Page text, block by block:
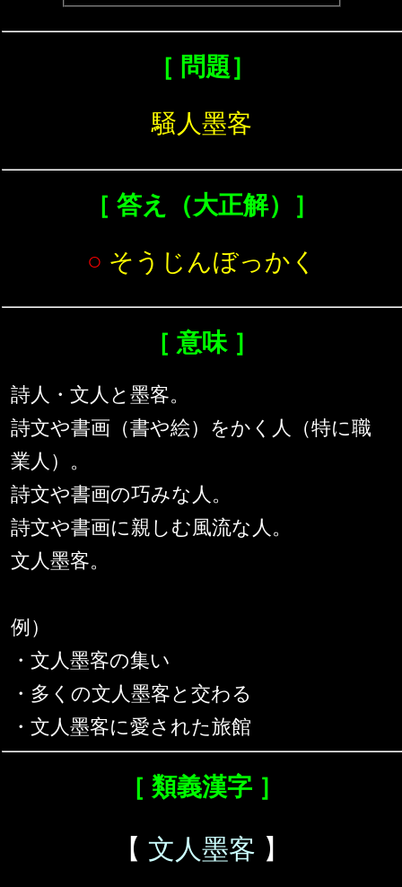
［ 問題］
騒人墨客
［ 答え（大正解）］
○ そうじんぼっかく
［ 意味 ］
詩人・文人と墨客。
詩文や書画（書や絵）をかく人（特に職
業人）。
詩文や書画の巧みな人。
詩文や書画に親しむ風流な人。
文人墨客。
例）
・文人墨客の集い
・多くの文人墨客と交わる
・文人墨客に愛された旅館
［ 類義漢字 ］
【 文人墨客 】